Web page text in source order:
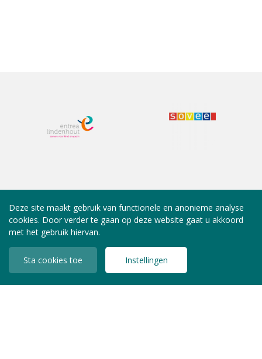
Deze site maakt gebruik van functionele en anonieme analyse
cookies. Door verder te gaan op deze website gaat u akkoord
met het gebruik hiervan.
Sta cookies toe Instellingen